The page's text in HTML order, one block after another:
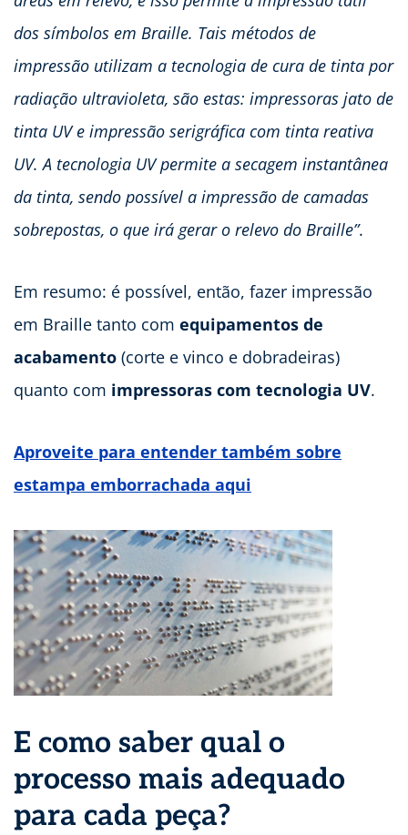
dos símbolos em Braille. Tais métodos de
impressão utilizam a tecnologia de cura de tinta por
radiação ultravioleta, são estas: impressoras jato de
tinta UV e impressão serigráfica com tinta reativa
UV. A tecnologia UV permite a secagem instantânea
da tinta, sendo possível a impressão de camadas
sobrepostas, o que irá gerar o relevo do Braille”.
Em resumo: é possível, então, fazer impressão
em Braille tanto com equipamentos de
acabamento (corte e vinco e dobradeiras)
quanto com impressoras com tecnologia UV.
Aproveite para entender também sobre
estampa emborrachada aqui
E como saber qual o
processo mais adequado
para cada peça?